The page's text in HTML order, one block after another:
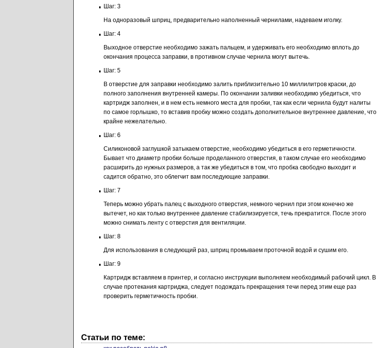
Шаг: 3
На одноразовый шприц, предварительно наполненный чернилами, надеваем иголку.
Шаг: 4
Выходное отверстие необходимо зажать пальцем, и удерживать его необходимо вплоть до
окончания процесса заправки, в противном случае чернила могут вытечь.
Шаг: 5
В отверстие для заправки необходимо залить приблизительно 10 миллилитров краски, до
полного заполнения внутренней камеры. По окончании заливки необходимо убедиться, что
картридж заполнен, и в нем есть немного места для пробки, так как если чернила будут налиты
по самое горлышко, то вставив пробку можно создать дополнительное внутреннее давление, что
крайне нежелательно.
Шаг: 6
Силиконовой заглушкой затыкаем отверстие, необходимо убедиться в его герметичности.
Бывает что диаметр пробки больше проделанного отверстия, в таком случае его необходимо
расширить до нужных размеров, а так же убедиться в том, что пробка свободно выходит и
садится обратно, это облегчит вам последующие заправки.
Шаг: 7
Теперь можно убрать палец с выходного отверстия, немного чернил при этом конечно же
вытечет, но как только внутреннее давление стабилизируется, течь прекратится. После этого
можно снимать ленту с отверстия для вентиляции.
Шаг: 8
Для использования в следующий раз, шприц промываем проточной водой и сушим его.
Шаг: 9
Картридж вставляем в принтер, и согласно инструкции выполняем необходимый рабочий цикл. В
случае протекания картриджа, следует подождать прекращения течи перед этим еще раз
проверить герметичность пробки.
Статьи по теме: